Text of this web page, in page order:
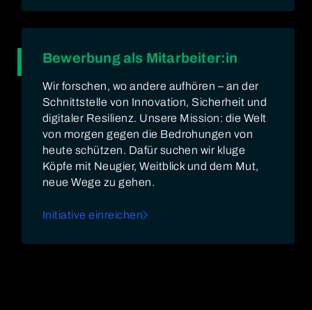
Bewerbung als Mitarbeiter:in
Wir forschen, wo andere aufhören – an der
Schnittstelle von Innovation, Sicherheit und
digitaler Resilienz. Unsere Mission: die Welt
von morgen gegen die Bedrohungen von
heute schützen. Dafür suchen wir kluge
Köpfe mit Neugier, Weitblick und dem Mut,
neue Wege zu gehen.
Initiative einreichen